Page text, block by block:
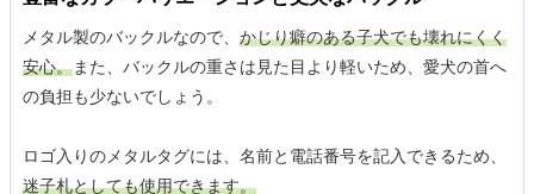
メタル製のバックルなので、 かじり癖のある子犬でも壊れにくく
安心。また、バックルの重さは見た目より軽いため、愛犬の首へ
の負担も少ないでしょう。
ロゴ入りのメタルタグには、名前と電話番号を記入できるため、
迷子札としても使用できます。